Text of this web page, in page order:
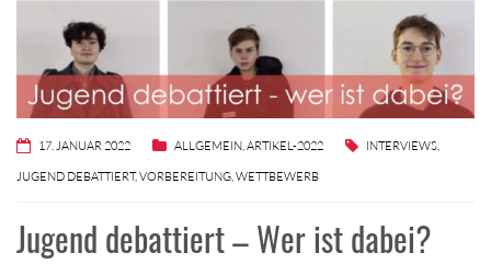
17. JANUAR 2022 ALLGEMEIN ARTIKEL-2022 INTERVIEWS
JUGEND DEBATTIERT,VORBEREITUNG WETTBEWERB
Jugend debattiert – Wer ist dabei?